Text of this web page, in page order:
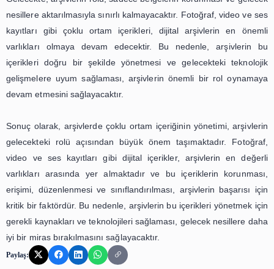
Dijital arşivlerdeki fotoğraf, video ve ses kayıtlarının
geleneksel arşivlere göre daha kolay ve hızlıdır. Ancak,
sürecinde de bazı önemli noktalara dikkat edilmelidir.
içeriklerin doğru bir şekilde etiketlenmesi ve
gerekmektedir. Bu sayede, içeriklerin arşivdeki
Ayrıca, dijital arşivlerdeki içeriklerin erişimi için
platformların kullanıcı dostu ve kolay anlaşılır olması da
Bu sayede, arşivdeki içeriklere erişmek isteyen
istedikleri içeriği kolayca bulabilecek ve
yanı sıra, içeriklerin erişim izinlerinin doğru bir şekilde
da önemlidir. Özellikle, arşivdeki içeriklerin telif haklarına
şekilde paylaşılması ve kullanılması gerekmektedir.